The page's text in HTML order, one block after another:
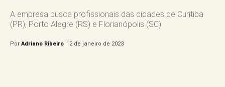
A empresa busca profissionais das cidades de Curitiba
(PR), Porto Alegre (RS) e Florianópolis (SC)
Por Adriano Ribeiro 12 de janeiro de 2023